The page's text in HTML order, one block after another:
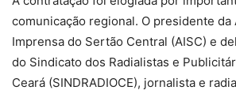
comunicação regional. O presidente da
Imprensa do Sertão Central (AISC) e
do Sindicato dos Radialistas e
Ceará (SINDRADIOCE), jornalista e